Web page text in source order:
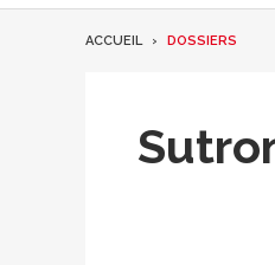
ACCUEIL DOSSIERS